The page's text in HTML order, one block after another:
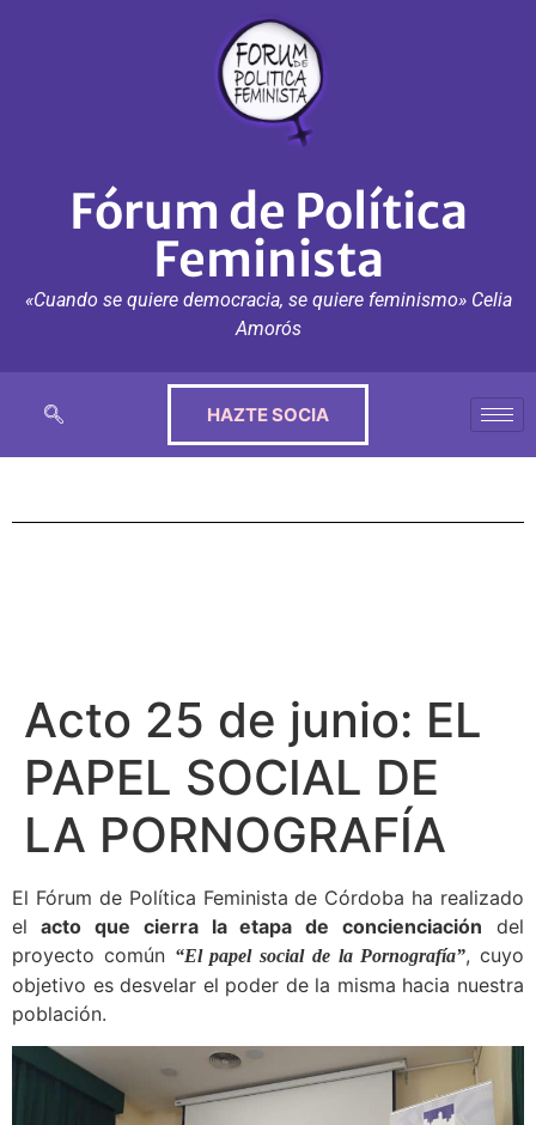
Fórum de Política
Feminista
«Cuando se quiere democracia, se quiere feminismo» Celia
Amorós
HAZTE SOCIA
Acto 25 de junio: EL
PAPEL SOCIAL DE
LA PORNOGRAFÍA
El Fórum de Política Feminista de Córdoba ha realizado
el acto que cierra la etapa de concienciación del
proyecto común “El papel social de la Pornografía”, cuyo
objetivo es desvelar el poder de la misma hacia nuestra
población.